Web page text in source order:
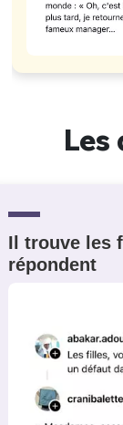
Il trouve les
répondent